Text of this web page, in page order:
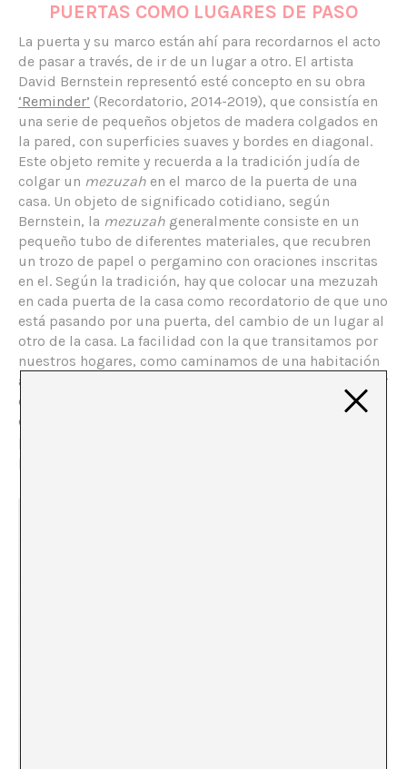
PUERTAS COMO LUGARES DE PASO
La puerta y su marco están ahí para recordarnos el acto
de pasar a través, de ir de un lugar a otro. El artista
David Bernstein representó esté concepto en su obra
‘Reminder’ (Recordatorio, 2014-2019), que consistía en
una serie de pequeños objetos de madera colgados en
la pared, con superficies suaves y bordes en diagonal.
Este objeto remite y recuerda a la tradición judía de
colgar un mezuzah en el marco de la puerta de una
casa. Un objeto de significado cotidiano, según
Bernstein, la mezuzah generalmente consiste en un
pequeño tubo de diferentes materiales, que recubren
un trozo de papel o pergamino con oraciones inscritas
en el. Según la tradición, hay que colocar una mezuzah
en cada puerta de la casa como recordatorio de que uno
está pasando por una puerta, del cambio de un lugar al
otro de la casa. La facilidad con la que transitamos por
nuestros hogares, como caminamos de una habitación
a otra olvidando que se supone que teníamos que hacer
o porque fuimos a esa habitación,el contraste y las
discrepancias de los otros lugares de las puertas,
puertas ficticias o intangibles que requieren más
pensamiento y dificultades para pasar.